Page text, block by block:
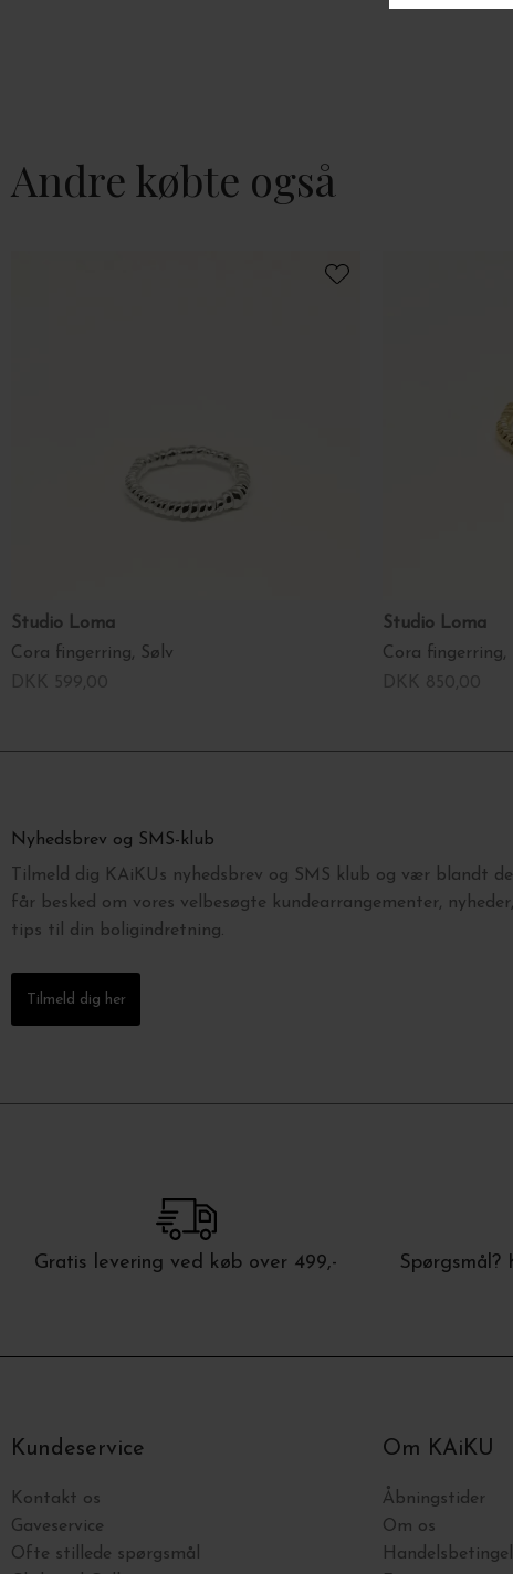
Andre købte også
Studio Loma
Cora fingerring, Sølv
Studio Loma
Cora fingerring,
Nyhedsbrev og SMS-klub
Tilmeld dig KAiKUs nyhedsbrev og SMS klub og vær blandt
får besked om vores velbesøgte kundearrangementer,
tips til din boligindretning.
Tilmeld dig her
Gratis levering ved køb over 499,- Spørgsmål?
Kundeservice
Kontakt os
Gaveservice
Ofte stillede spørgsmål
Om KAiKU
Åbningstider
Om os